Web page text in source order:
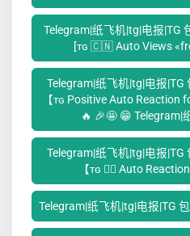
Telegram|纸飞机|tg|电报|TG
[ᴛɢ 🇨🇳 Auto Views
Telegram|纸飞机|tg|电报|TG
【ᴛɢ Positive Auto
🔥 🎉🤩 😁 Telegram|
Telegram|纸飞机|tg|电报|TG
【ᴛɢ ❤️‍🔥 Auto
Telegram|纸飞机|tg|电报|TG